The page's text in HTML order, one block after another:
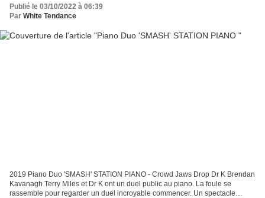
Publié le 03/10/2022 à 06:39
Par White Tendance
2019 Piano Duo 'SMASH' STATION PIANO - Crowd Jaws Drop Dr K Brendan
Kavanagh Terry Miles et Dr K ont un duel public au piano. La foule se
rassemble pour regarder un duel incroyable commencer. Un spectacle